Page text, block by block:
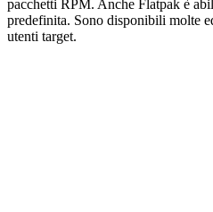
pacchetti RPM. Anche Flatpak è
predefinita. Sono disponibili molte
utenti target.